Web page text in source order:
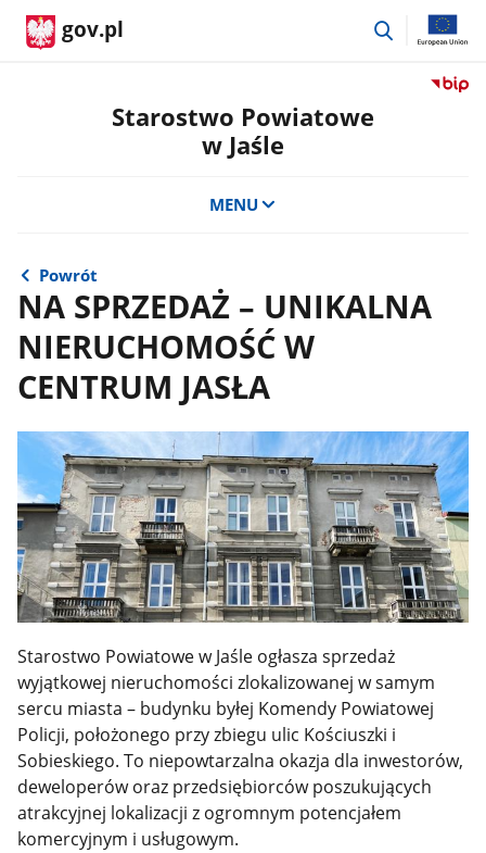
gov.pl
przejdź
Przejdź
Starostwo Powiatowe
w Jaśle
MENU
Powrót
NA SPRZEDAŻ – UNIKALNA
NIERUCHOMOŚĆ W
CENTRUM JASŁA
Starostwo Powiatowe w Jaśle ogłasza sprzedaż
wyjątkowej nieruchomości zlokalizowanej w samym
sercu miasta – budynku byłej Komendy Powiatowej
Policji, położonego przy zbiegu ulic Kościuszki i
Sobieskiego. To niepowtarzalna okazja dla inwestorów,
deweloperów oraz przedsiębiorców poszukujących
atrakcyjnej lokalizacji z ogromnym potencjałem
komercyjnym i usługowym.